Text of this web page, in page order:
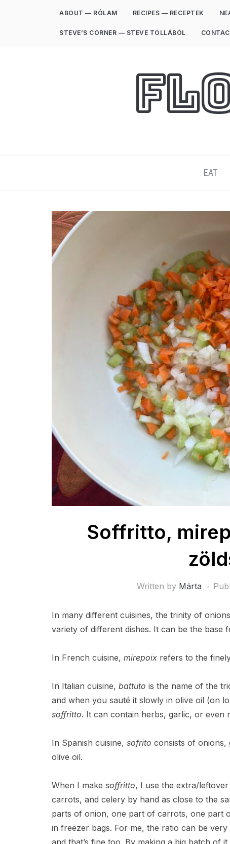
ABOUT — RÓLAM RECIPES — RECEPTEK
STEVE’S CORNER — STEVE TOLLÁBÓL
EAT
Soffritto,
Written by Márta
In many different cuisines, the trinity of
variety of different dishes. It can be the base
In French cuisine, mirepoix refers to the
In Italian cuisine, battuto is the name of the
and when you sauté it slowly in olive oil (on
soffritto. It can contain herbs, garlic, or even
In Spanish cuisine, sofrito consists of onions,
olive oil.
When I make soffritto, I use the extra/
carrots, and celery by hand as close to the
parts of onion, one part of carrots, one part
in freezer bags. For me, the ratio can be
and that’s fine too. By making a big batch of